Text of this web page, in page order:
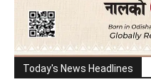
Today's News Headlines